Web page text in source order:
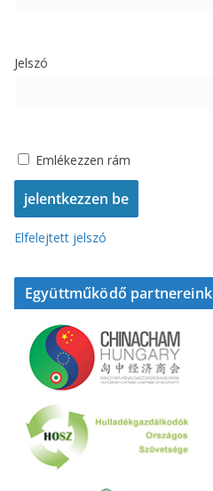
Jelszó
Emlékezzen rám
Elfelejtett jelszó
Együttműködő partnereink